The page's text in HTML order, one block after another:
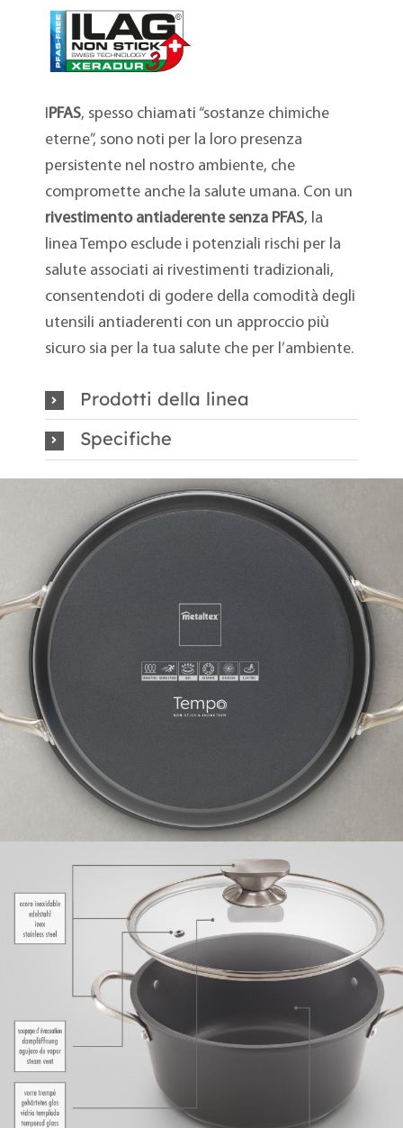
IPFAS, spesso chiamati “sostanze chimiche
eterne”, sono noti per la loro presenza
persistente nel nostro ambiente, che
compromette anche la salute umana. Con un
rivestimento antiaderente senza PFAS, la
linea Tempo esclude i potenziali rischi per la
salute associati ai rivestimenti tradizionali,
consentendoti di godere della comodità degli
utensili antiaderenti con un approccio più
sicuro sia per la tua salute che per l’ambiente.
Prodotti della linea
Specifiche